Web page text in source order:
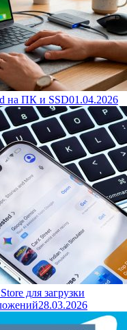
на ПК и SSD01.04.2026
для загрузки
28.03.2026